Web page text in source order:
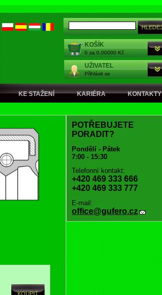
KOŠÍK
0 za 0,00000 Kč
UŽIVATEL
Přihlásit se
KE STAŽENÍ KARIÉRA KONTAKTY
POTŘEBUJETE
PORADIT?
Pondělí - Pátek
7:00 - 15:30
Telefonní kontakt:
+420 469 333 666
+420 469 333 777
E-mail:
office@gufero.cz